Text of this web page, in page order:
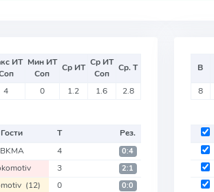
ИТ Мин ИТ
Соп
Ср ИТ Ср ИТ
Соп
Ср. Т
4 0 1.2 1.6 2.8
Гости Т
Рез.
BKMA 4 0:4
3 2:1
(12) 0 0:0
В
8